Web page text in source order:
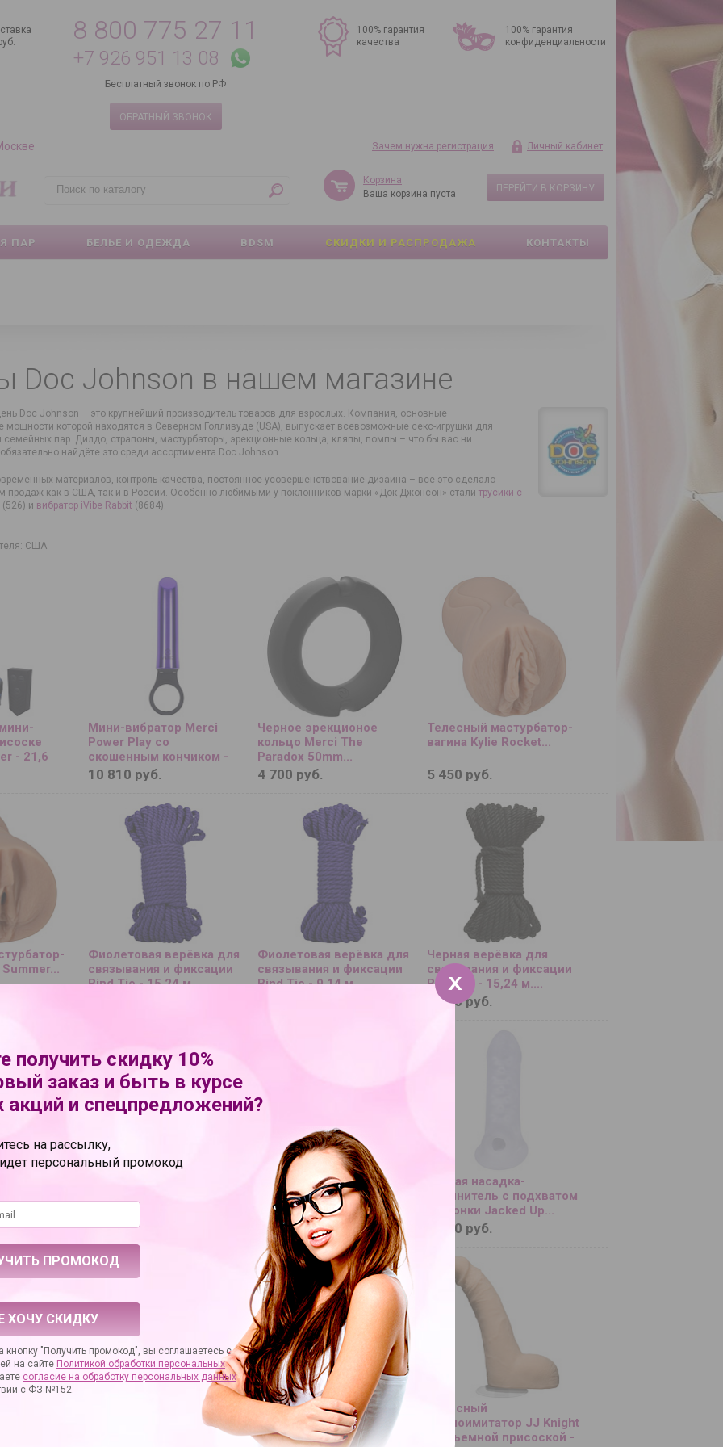
8 800 775 27 11
+7 926 951 13 08
Бесплатный звонок по РФ
ОБРАТНЫЙ ЗВОНОК
100% гарантия
качества
100% гарантия
конфиденциальности
Зачем нужна регистрация Личный кабинет
Корзина
Ваша корзина пуста
ПЕРЕЙТИ В КОРЗИНУ
ПАР БЕЛЬЕ И ОДЕЖДА BDSM СКИДКИ И РАСПРОДАЖА КОНТАКТЫ
Doc Johnson в нашем магазине
Doc Johnson – это крупнейший производитель товаров для взрослых. Компания, основные
мощности которой находятся в Северном Голливуде (USA), выпускает всевозможные секс-игрушки для
пар. Дилдо, страпоны, мастурбаторы, эрекционные кольца, кляпы, помпы – что бы вас ни
найдёте это среди ассортимента Doc Johnson.
материалов, контроль качества, постоянное усовершенствование дизайна – всё это сделало
продаж как в США, так и в России. Особенно любимыми у поклонников марки «Док Джонсон» стали трусики с
(526) и вибратор iVibe Rabbit (8684).
США
- 21,6
Мини-вибратор Merci
Power Play со
скошенным кончиком -
13,3 см....
10 810 руб.
Черное эрекционое
кольцо Merci The
Paradox 50mm...
4 700 руб.
Телесный мастурбатор-
вагина Kylie Rocket...
5 450 руб.
Фиолетовая верёвка для
связывания и фиксации
Bind Tie - 15,24 м....
Фиолетовая верёвка для
связывания и фиксации
Bind Tie - 9,14 м....
Черная верёвка для
связывания и фиксации
Bind Tie - 15,24 м....
7 620 руб.
6 990 руб.
Верёвка для связывания
и фиксации Bind Tie -
9,14 м....
5 290 руб.
Тонкая насадка-
удлинитель с подхватом
мошонки Jacked Up...
5 400 руб.
Телесный
фаллоимитатор с
мошонкой на съемной
Телесный
фаллоимитатор JJ Knight
со съемной присоской -
получить скидку 10%
заказ и быть в курсе
акций и спецпредложений?
на рассылку,
персональный промокод
ХОЧУ СКИДКУ
кнопку "Получить промокод", вы соглашаетесь с
на сайте Политикой обработки персональных
согласие на обработку персональных данных
с ФЗ №152.